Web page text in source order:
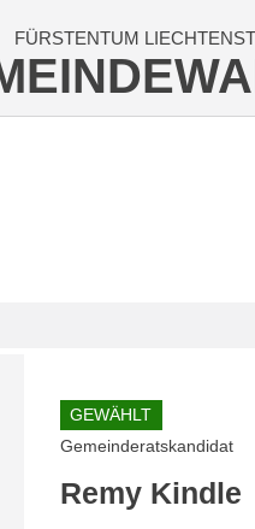
FÜRSTENTUM
GEWÄHLT
Gemeinderatskandidat
Remy Kindle